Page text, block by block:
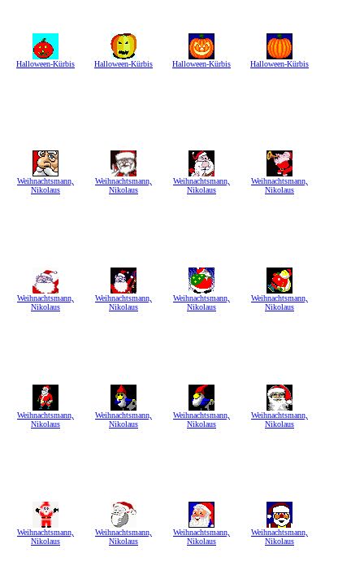
Halloween-Kürbis Halloween-Kürbis Halloween-Kürbis Halloween-Kürbis
Weihnachtsmann,
Nikolaus
Weihnachtsmann,
Nikolaus
Weihnachtsmann,
Nikolaus
Weihnachtsmann,
Nikolaus
Weihnachtsmann,
Nikolaus
Weihnachtsmann,
Nikolaus
Weihnachtsmann,
Nikolaus
Weihnachtsmann,
Nikolaus
Weihnachtsmann,
Nikolaus
Weihnachtsmann,
Nikolaus
Weihnachtsmann,
Nikolaus
Weihnachtsmann,
Nikolaus
Weihnachtsmann,
Nikolaus
Weihnachtsmann,
Nikolaus
Weihnachtsmann,
Nikolaus
Weihnachtsmann,
Nikolaus